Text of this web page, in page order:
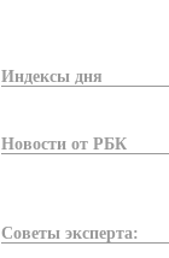
Индексы дня
Новости от РБК
Советы эксперта: